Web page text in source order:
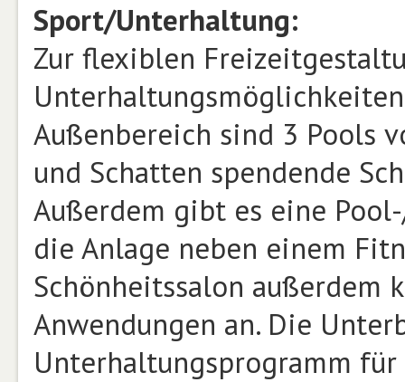
Sport/Unterhaltung:
Zur flexiblen
Außenbereich sind 3 Pools
und Schatten spendende
Außerdem gibt es eine
die Anlage neben einem
Schönheitssalon außerdem
Anwendungen an. Die
Unterhaltungsprogramm für